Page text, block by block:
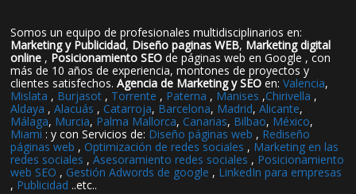
Somos un equipo de profesionales multidisciplinarios en:
Marketing y Publicidad, Diseño paginas WEB, Marketing digital
online , Posicionamiento SEO de páginas web en Google , con
más de 10 años de experiencia, montones de proyectos y
clientes satisfechos.Agencia de Marketing y SEO en:Valencia,
Mislata , Burjasot , Torrente , Paterna , Manises ,Chirivella ,
Aldaya ,Alacuás , Catarroja, Barcelona, Madrid,Alicante,
Málaga, Murcia, Palma Mallorca, Canarias, Bilbao, México,
Miami : y con Servicios de: Diseño páginas web , Rediseño
páginas web , Optimización de redes sociales , Marketing en las
redes sociales ,Asesoramiento redes sociales , Posicionamiento
web SEO , Gestión Adwords de google , LinkedIn para empresas
, Publicidad ..etc..